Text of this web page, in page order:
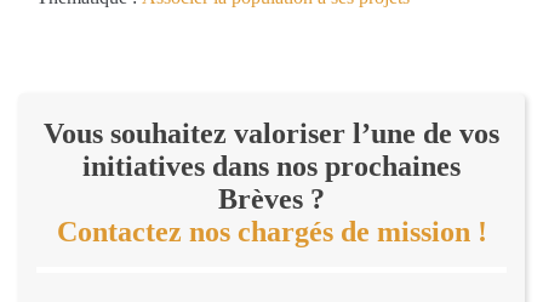
Vous souhaitez valoriser l’une de vos
initiatives dans nos prochaines
Brèves ?
Contactez nos chargés de mission !